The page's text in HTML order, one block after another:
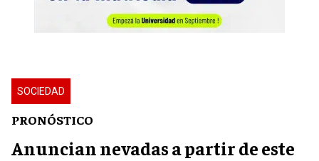
SOCIEDAD
PRONÓSTICO
Anuncian nevadas a partir de este